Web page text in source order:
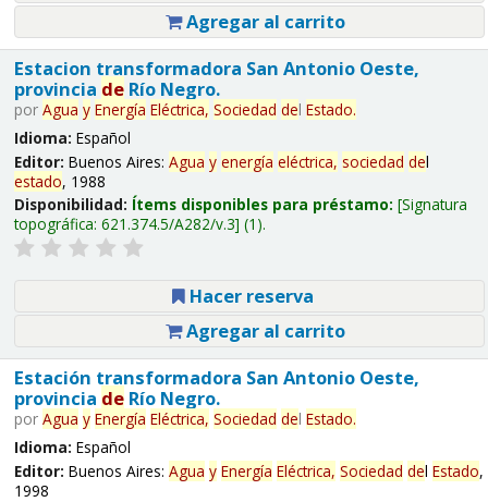
Agregar al carrito
Estacion transformadora San Antonio Oeste,
provincia deRío Negro.
por Agua y Energía Eléctrica, Sociedad del Estado.
Idioma: Español
Editor: Buenos Aires: Agua y energía eléctrica, sociedad del
estado, 1988
Disponibilidad: Ítems disponibles para préstamo: Signatura
topográfica: 621.374.5/A282/v.3 (1).
Hacer reserva
Agregar al carrito
Estación transformadora San Antonio Oeste,
provincia deRío Negro.
por Agua y Energía Eléctrica, Sociedad del Estado.
Idioma: Español
Editor: Buenos Aires: Agua y Energía Eléctrica, Sociedad del Estado,
1998